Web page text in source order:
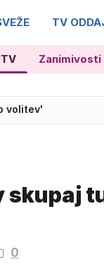
TV
Zanimivosti
volitev'
skupaj
0